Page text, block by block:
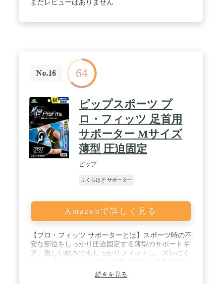
まだレビューはありません
No.16 64
ピップスポーツ プ
ロ・フィッツ 足首用
サポーター Mサイズ
薄型 圧迫固定
ピップ
ふくらはぎ サポーター
Amazonで詳しく見る
【プロ・フィッツ サポーターとは】スポーツ時の不
安な部位をしっかり圧迫固定する薄型のサポートギ
ア。激しい動きでもしっかりフィットし、ズレにく
合わせて素材にこだわり、薄さと圧迫力を両立。ご
わつかず、スポーツ時も動きを妨げない。 / 【快適
続きを見る